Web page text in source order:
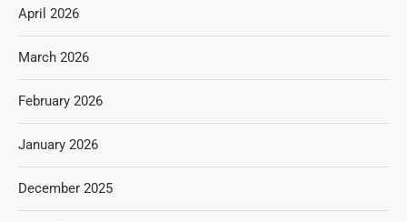
April 2026
March 2026
February 2026
January 2026
December 2025